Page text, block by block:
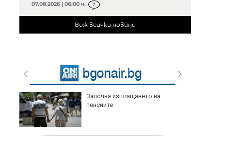
07.08.2026 | 06:00 ч. 7
Виж всички новини
Започна изплащането на
пенсиите